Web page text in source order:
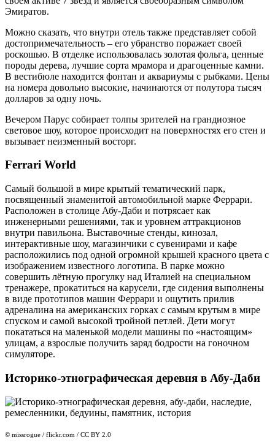
Эмиратов.
Можно сказать, что внутри отель также представляет собой
достопримечательность – его убранство поражает своей
роскошью. В отделке использовалась золотая фольга, ценные
породы дерева, лучшие сорта мрамора и драгоценные камни.
В вестибюле находится фонтан и аквариумы с рыбками. Цены
на номера довольно высокие, начинаются от полутора тысяч
долларов за одну ночь.
Вечером Парус собирает толпы зрителей на грандиозное
световое шоу, которое происходит на поверхностях его стен и
вызывает неизменный восторг.
Ferrari World
Самый большой в мире крытый тематический парк,
посвященный знаменитой автомобильной марке Феррари.
Расположен в столице Абу-Даби и потрясает как
инженерными решениями, так и уровнем аттракционов
внутри павильона. Выставочные стенды, кинозал,
интерактивные шоу, магазинчики с сувенирами и кафе
расположились под одной огромной крышей красного цвета с
изображением известного логотипа. В парке можно
совершить лётную прогулку над Италией на специальном
тренажере, прокатиться на карусели, где сидения выполнены
в виде прототипов машин Феррари и ощутить прилив
адреналина на американских горках с самым крутым в мире
спуском и самой высокой тройной петлей. Дети могут
покататься на маленькой модели машины по «настоящим»
улицам, а взрослые получить заряд бодрости на гоночном
симуляторе.
Историко-этнографическая деревня в Абу-Даби
© missrogue / flickr.com / CC BY 2.0